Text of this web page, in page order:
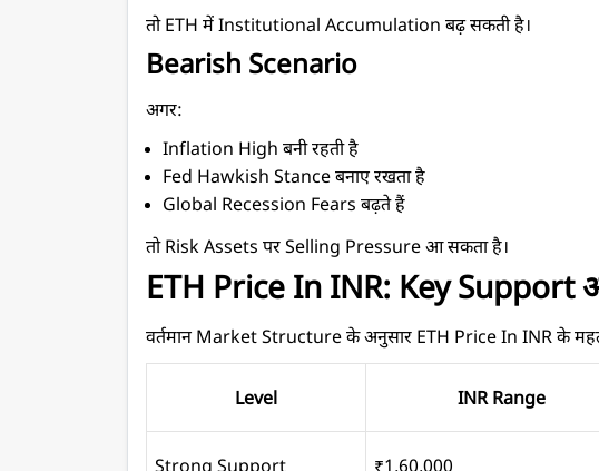
तो ETH में Institutional Accumulation बढ़ सकती है।
Bearish Scenario
अगर:
Inflation High बनी रहती है
Fed Hawkish Stance बनाए रखता है
Global Recession Fears बढ़ते हैं
तो Risk Assets पर Selling Pressure आ सकता है।
ETH Price In INR: Key Support
वर्तमान Market Structure के अनुसार ETH Price In INR के
Level INR Range